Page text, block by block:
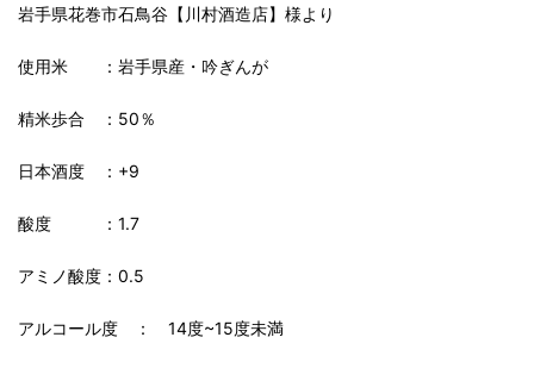
岩手県花巻市石鳥谷【川村酒造店】様より
使用米 ：岩手県産・吟ぎんが
精米歩合 ：50％
日本酒度 ：+9
酸度 ：1.7
アミノ酸度：0.5
アルコール度 ： 14度~15度未満